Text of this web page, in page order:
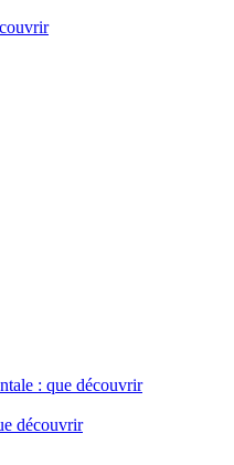
: que découvrir
découvrir